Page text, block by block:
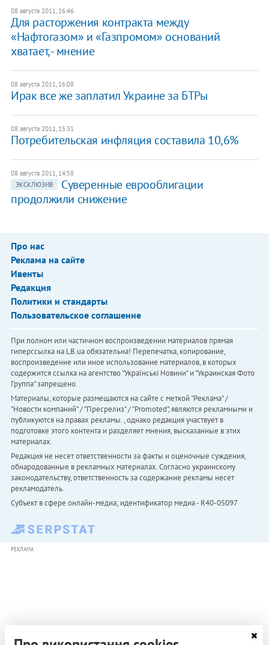
08 августа 2011, 16:46
Для расторжения контракта между
«Нафтогазом» и «Газпромом» оснований
хватает, - мнение
08 августа 2011, 16:08
Ирак все же заплатил Украине за БТРы
08 августа 2011, 15:31
Потребительская инфляция составила 10,6%
08 августа 2011, 14:58
ЭКСКЛЮЗИВ
Суверенные еврооблигации
продолжили снижение
Про нас
Реклама на сайте
Ивенты
Редакция
Политики и стандарты
Пользовательское соглашение
При полном или частичном воспроизведении материалов прямая
гиперссылка на LB.ua обязательна! Перепечатка, копирование,
воспроизведение или иное использование материалов, в которых
содержится ссылка на агентство "Українськi Новини" и "Украинская Фото
Группа" запрещено.
Материалы, которые размещаются на сайте с меткой "Реклама" /
"Новости компаний" / "Пресрелиз" / "Promoted", являются рекламными и
публикуются на правах рекламы. , однако редакция участвует в
подготовке этого контента и разделяет мнения, высказанные в этих
материалах.
Редакция не несет ответственности за факты и оценочные суждения,
обнародованные в рекламных материалах. Согласно украинскому
законодательству, ответственность за содержание рекламы несет
рекламодатель.
Субъект в сфере онлайн-медиа; идентификатор медиа - R40-05097
РЕКЛАМА